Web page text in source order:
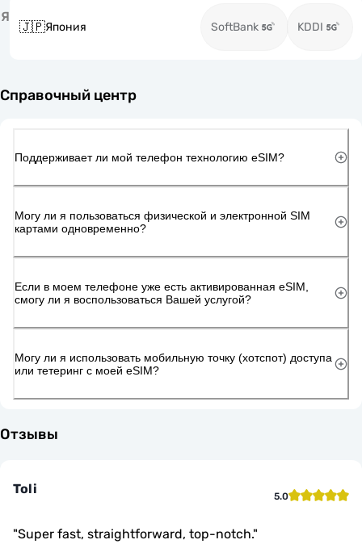
Я
🇯🇵Япония SoftBank KDDI
Справочный центр
Поддерживает ли мой телефон технологию eSIM?
Могу ли я пользоваться физической и электронной SIM
картами одновременно?
Если в моем телефоне уже есть активированная eSIM,
смогу ли я воспользоваться Вашей услугой?
Могу ли я использовать мобильную точку (хотспот) доступа
или тетеринг с моей eSIM?
Отзывы
Toli 5.0
"Super fast, straightforward, top-notch."